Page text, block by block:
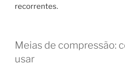
recorrentes.
Meias de compressão:
usar